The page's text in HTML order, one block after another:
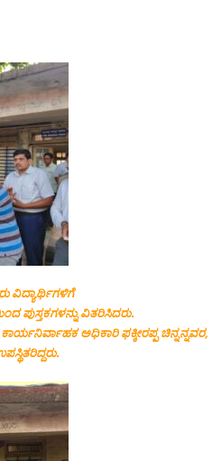
ವಿದ್ಯಾರ್ಥಿಗಳಿಗೆ
ಪುಸ್ತಕಗಳನ್ನು ವಿತರಿಸಿದರು.
ಅಧಿಕಾರಿ ಫಕ್ಕೀರಪ್ಪ ಚಿನ್ನನ್ನವರ,